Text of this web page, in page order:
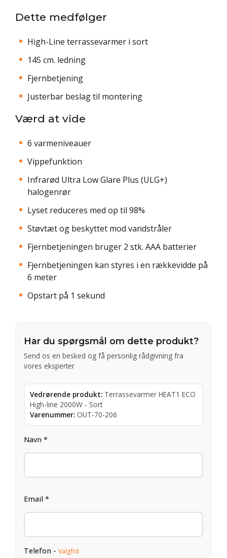
Dette medfølger
High-Line terrassevarmer i sort
145 cm. ledning
Fjernbetjening
Justerbar beslag til montering
Værd at vide
6 varmeniveauer
Vippefunktion
Infrarød Ultra Low Glare Plus (ULG+)
halogenrør
Lyset reduceres med op til 98%
Støvtæt og beskyttet mod vandstråler
Fjernbetjeningen bruger 2 stk. AAA batterier
Fjernbetjeningen kan styres i en rækkevidde på
6 meter
Opstart på 1 sekund
Har du spørgsmål om dette produkt?
Send os en besked og få personlig rådgivning fra
vores eksperter
Vedrørende produkt: Terrassevarmer HEAT1 ECO
High-line 2000W - Sort
Varenummer: OUT-70-206
Navn *
Email *
Telefon - Valgfrit